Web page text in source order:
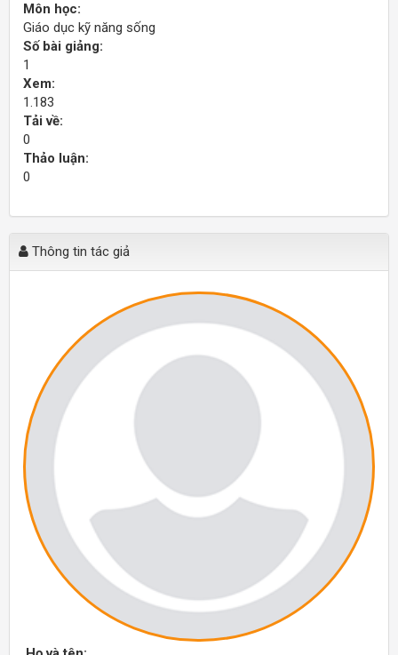
Môn học:
Giáo dục kỹ năng sống
Số bài giảng:
1
Xem:
1.183
Tải về:
0
Thảo luận:
0
Thông tin tác giả